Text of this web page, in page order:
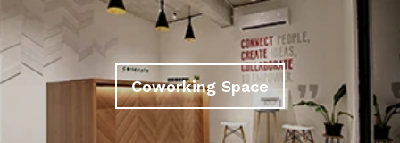
Coworking Space